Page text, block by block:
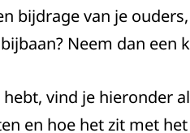
bijdrage van je
Neem dan
vind je hieronder
en hoe het zit met